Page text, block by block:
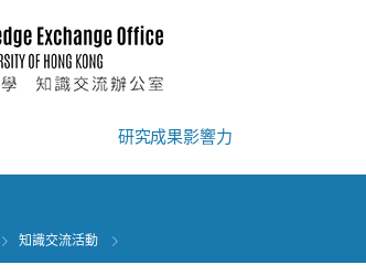
研究成果影響力
知識交流活動